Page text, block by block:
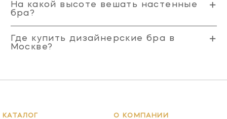
На какой высоте вешать настенные
бра?
Где купить дизайнерские бра в
Москве?
КАТАЛОГ О КОМПАНИИ